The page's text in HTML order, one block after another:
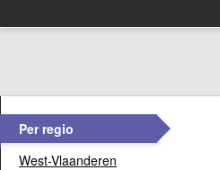
Per regio
West-Vlaanderen